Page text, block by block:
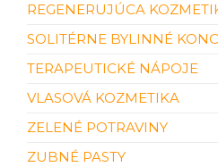
REGENERUJÚCA
SOLITÉRNE BYLINNÉ
TERAPEUTICKÉ NÁPOJE
VLASOVÁ KOZMETIKA
ZELENÉ POTRAVINY
ZUBNÉ PASTY